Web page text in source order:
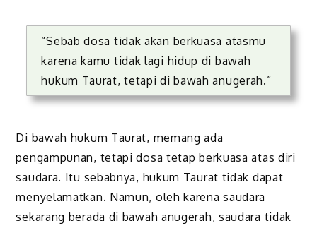
“Sebab dosa tidak akan berkuasa atasmu
karena kamu tidak lagi hidup di bawah
hukum Taurat, tetapi di bawah anugerah.”
Di bawah hukum Taurat, memang ada
pengampunan, tetapi dosa tetap berkuasa atas diri
saudara. Itu sebabnya, hukum Taurat tidak dapat
menyelamatkan. Namun, oleh karena saudara
sekarang berada di bawah anugerah, saudara tidak